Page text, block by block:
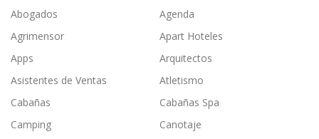
Abogados
Agenda
Agrimensor
Apart Hoteles
Apps
Arquitectos
Asistentes de Ventas
Atletismo
Cabañas
Cabañas Spa
Camping
Canotaje